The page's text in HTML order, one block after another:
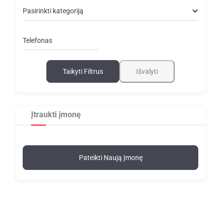
Pasirinkti kategoriją
Telefonas
Taikyti Filtrus Išvalyti
Įtraukti įmonę
Pateikti Naują Įmonę